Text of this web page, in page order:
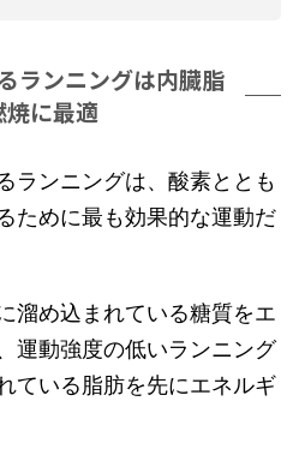
ランニングは内臓脂
焼に最適
ランニングは、酸素ととも
ために最も効果的な運動だ
溜め込まれている糖質をエ
運動強度の低いランニング
ている脂肪を先にエネルギ